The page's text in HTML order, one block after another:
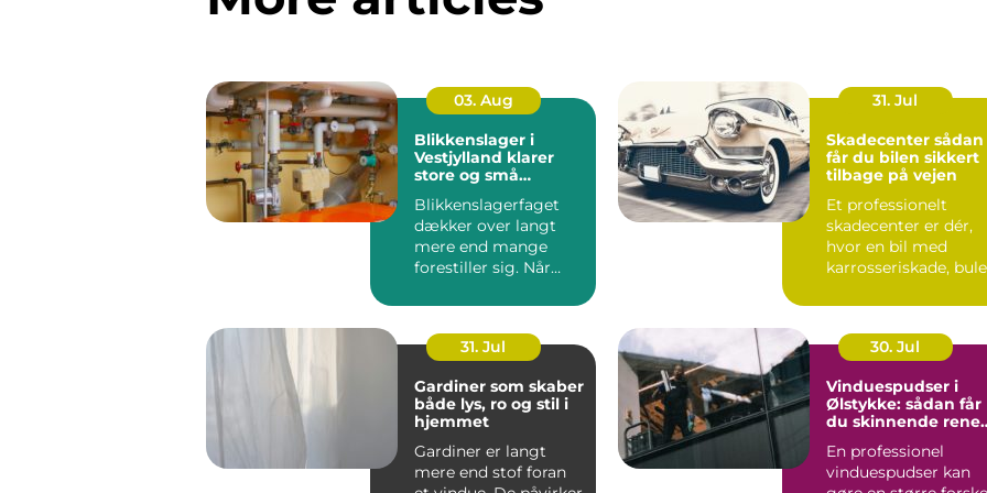
03. Aug
Blikkenslager i
Vestjylland klarer
store og små
Blikkenslagerfaget
dækker over langt
mere end mange
forestiller sig. Når
31. Jul
Skadecenter sådan
får du bilen sikkert
tilbage på vejen
Et professionelt
skadecenter er dér,
hvor en bil med
karrosseriskade,
b...
31. Jul
Gardiner som skaber
både lys, ro og stil i
hjemmet
Gardiner er langt
mere end stof foran
30. Jul
Vinduespudser i
Ølstykke: sådan får
du skinnende rene
En professionel
vinduespudser kan